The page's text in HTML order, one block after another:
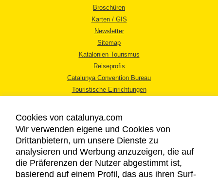
Broschüren
Karten / GIS
Newsletter
Sitemap
Katalonien Tourismus
Reiseprofis
Catalunya Convention Bureau
Touristische Einrichtungen
RECHTLICHER HINWEIS
Cookies von catalunya.com
Wir verwenden eigene und Cookies von
Drittanbietern, um unsere Dienste zu
analysieren und Werbung anzuzeigen, die auf
die Präferenzen der Nutzer abgestimmt ist,
basierend auf einem Profil, das aus ihren Surf-